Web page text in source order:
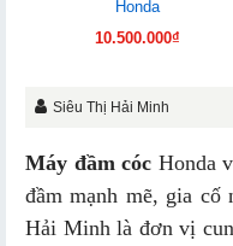
Honda
10.500.000₫
Siêu Thị Hải Minh
Máy đầm cóc Honda
đầm mạnh mẽ, gia cố
Hải Minh là đơn vị